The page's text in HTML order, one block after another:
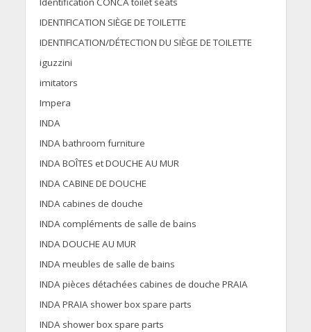
IDENTIFICATION SIÈGE DE TOILETTE
IDENTIFICATION/DÉTECTION DU SIÈGE DE TOILETTE
iguzzini
imitators
Impera
INDA
INDA bathroom furniture
INDA BOÎTES et DOUCHE AU MUR
INDA CABINE DE DOUCHE
INDA cabines de douche
INDA compléments de salle de bains
INDA DOUCHE AU MUR
INDA meubles de salle de bains
INDA pièces détachées cabines de douche PRAIA
INDA PRAIA shower box spare parts
INDA shower box spare parts